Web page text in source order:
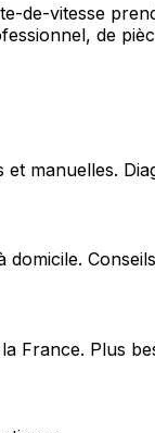
de-vitesse
de
manuelles.
France. Plus